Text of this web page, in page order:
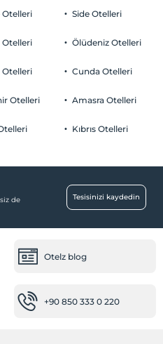
Otelleri
Otelleri
Otelleri
Otelleri
Side Otelleri
Ölüdeniz Otelleri
Cunda Otelleri
Amasra Otelleri
Kıbrıs Otelleri
de
Tesisinizi kaydedin
Otelz blog
+90 850 333 0 220